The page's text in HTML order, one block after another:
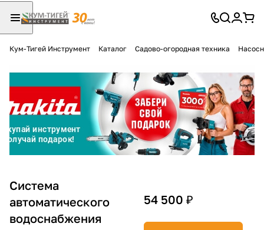
Кум-Тигей Инструмент Каталог Садово-огородная техника
Система
автоматического
водоснабжения
54 500 ₽
Разбейте
оплатуна части
без переплат
График платежей
Сегодня